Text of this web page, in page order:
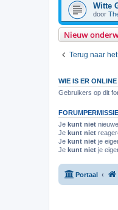
Witte
door
Nieuw
Terug naar
WIE IS ER ONLINE
Gebruikers op dit
Je kunt niet
Je kunt niet
Je kunt niet je
Je kunt niet je
Portaal